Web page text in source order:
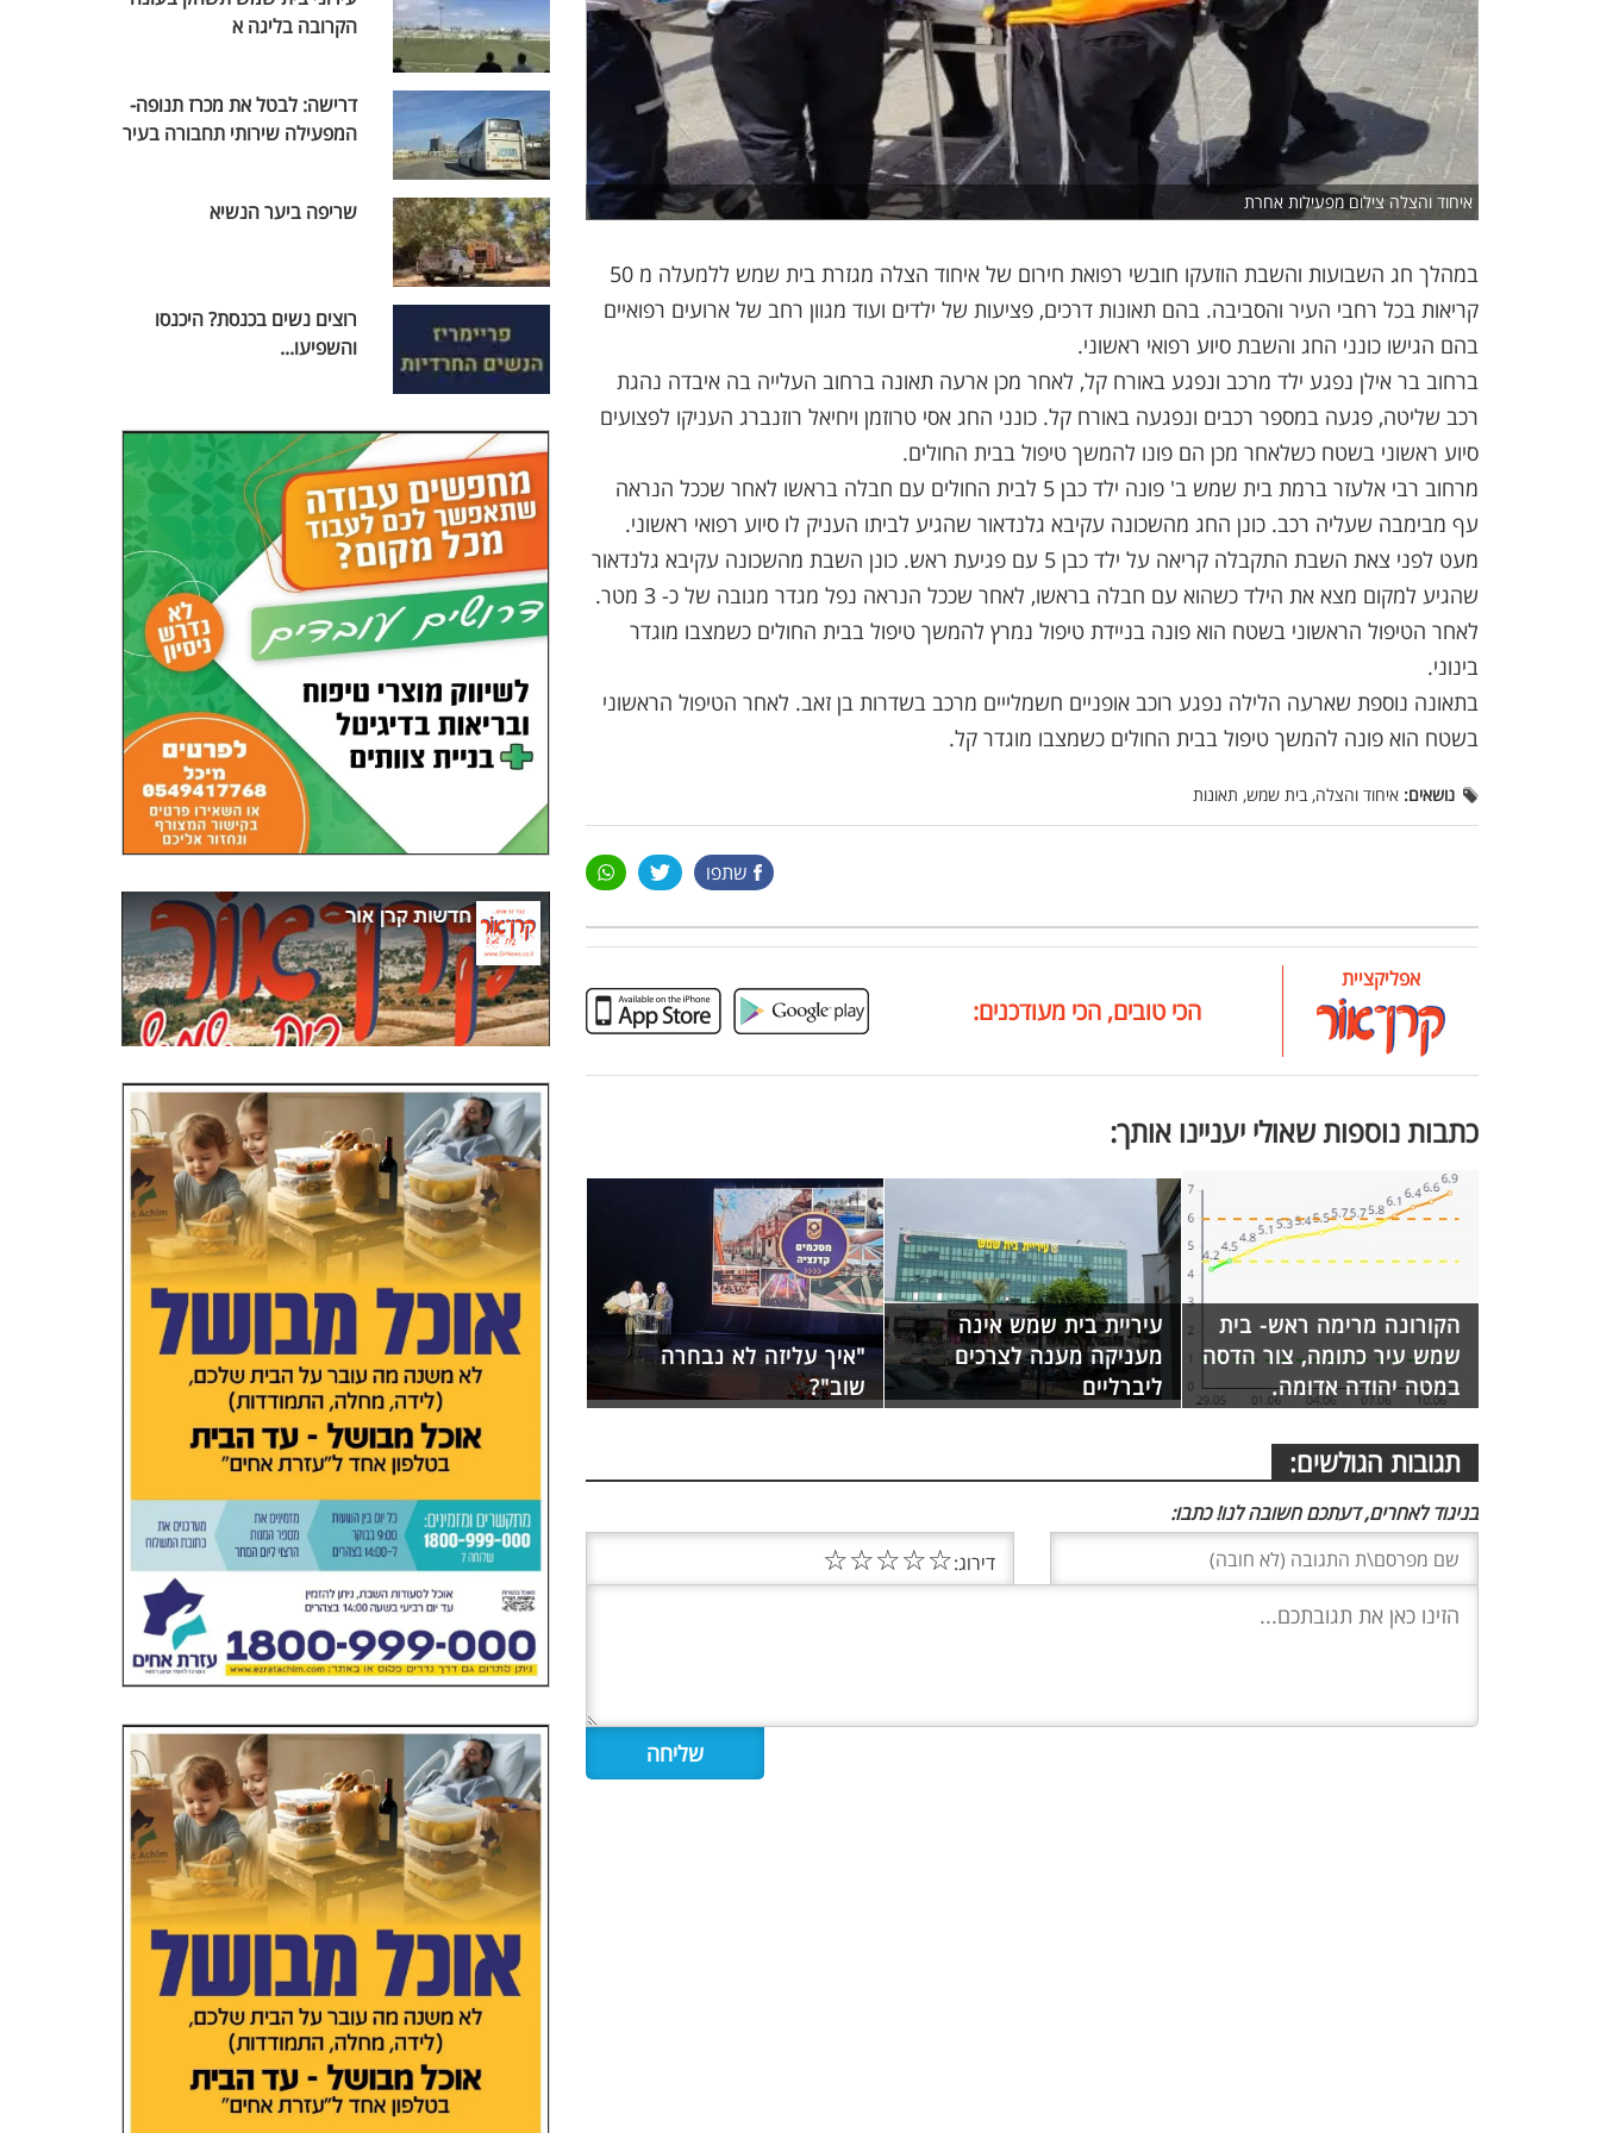
איחוד והצלה צילום מפעילות אחרת
במהלך חג השבועות והשבת הוזעקו חובשי רפואת חירום של איחוד הצלה מגזרת בית שמש ללמעלה מ 50
קריאות בכל רחבי העיר והסביבה. בהם תאונות דרכים, פציעות של ילדים ועוד מגוון רחב של ארועים רפואיים
בהם הגישו כונני החג והשבת סיוע רפואי ראשוני.
ברחוב בר אילן נפגע ילד מרכב ונפגע באורח קל, לאחר מכן ארעה תאונה ברחוב העלייה בה איבדה נהגת
רכב שליטה, פגעה במספר רכבים ונפגעה באורח קל. כונני החג אסי טרוזמן ויחיאל רוזנברג העניקו לפצועים
סיוע ראשוני בשטח כשלאחר מכן הם פונו להמשך טיפול בבית החולים.
מרחוב רבי אלעזר ברמת בית שמש ב' פונה ילד כבן 5 לבית החולים עם חבלה בראשו לאחר שככל הנראה
עף מבימבה שעליה רכב. כונן החג מהשכונה עקיבא גלנדאור שהגיע לביתו העניק לו סיוע רפואי ראשוני.
מעט לפני צאת השבת התקבלה קריאה על ילד כבן 5 עם פגיעת ראש. כונן השבת מהשכונה עקיבא גלנדאור
שהגיע למקום מצא את הילד כשהוא עם חבלה בראשו, לאחר שככל הנראה נפל מגדר מגובה של כ- 3 מטר.
לאחר הטיפול הראשוני בשטח הוא פונה בניידת טיפול נמרץ להמשך טיפול בבית החולים כשמצבו מוגדר
בינוני.
בתאונה נוספת שארעה הלילה נפגע רוכב אופניים חשמלייים מרכב בשדרות בן זאב. לאחר הטיפול הראשוני
בשטח הוא פונה להמשך טיפול בבית החולים כשמצבו מוגדר קל.
נושאים: איחוד והצלה, בית שמש, תאונות
שתפו
אפליקציית
הכי טובים, הכי מעודכנים:
כתבות נוספות שאולי יעניינו אותך:
הקורונה מרימה ראש- בית
שמש עיר כתומה, צור הדסה
במטה יהודה אדומה.
עיריית בית שמש אינה
מעניקה מענה לצרכים
ליברליים
"איך עליזה לא נבחרה
שוב"?
תגובות הגולשים:
בניגוד לאחרים, דעתכם חשובה לנו! כתבו:
דירוג:☆
☆
☆
☆
☆
הקרובה בליגה א
דרישה: לבטל את מכרז תנופה-
המפעילה שירותי תחבורה בעיר
שריפה ביער הנשיא
רוצים נשים בכנסת? היכנסו
והשפיעו...